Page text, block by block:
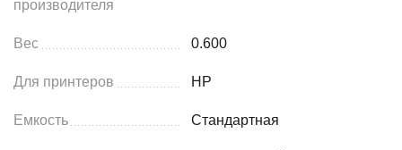
производителя
Вес 0.600
Для принтеров HP
Емкость Стандартная